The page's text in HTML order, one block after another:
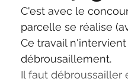
C'est avec le
parcelle se réalise
Ce travail
débrousaillement.
Il faut débroussailler